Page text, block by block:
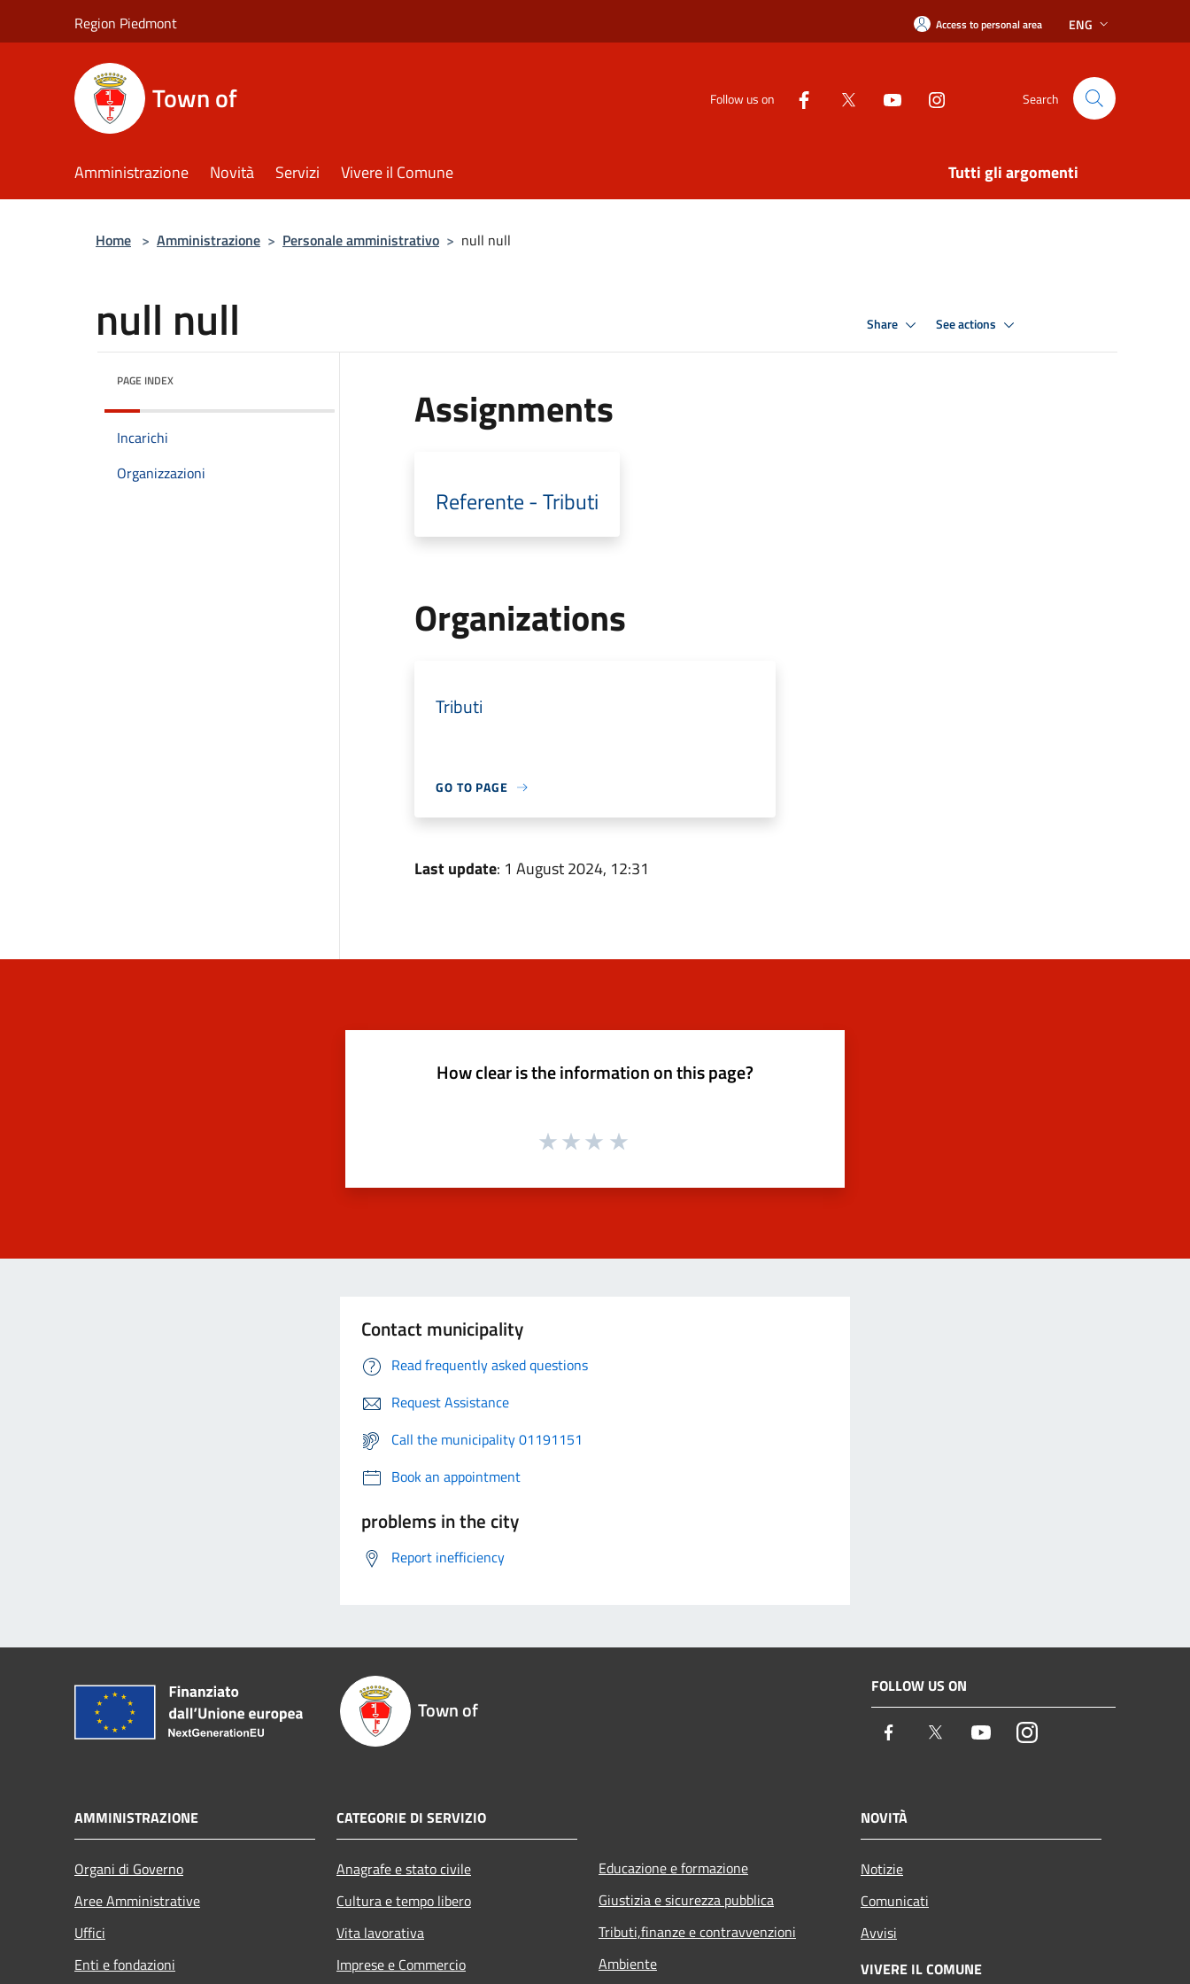
Region Piedmont Access to personal area ENG
Town of Follow us on Search
Amministrazione Novità Servizi Vivere il Comune Tutti gli argomenti
Home > Amministrazione > Personale amministrativo > null null
null null Share See actions
PAGE INDEX
Incarichi
Organizzazioni
Assignments
Referente - Tributi
Organizations
Tributi
GO TO PAGE
Last update: 1 August 2024, 12:31
How clear is the information on this page?
Contact municipality
Read frequently asked questions
Request Assistance
Call the municipality 01191151
Book an appointment
problems in the city
Report inefficiency
Town of
FOLLOW US ON
Facebook Twitter YoutubeInstagram
AMMINISTRAZIONE
Organi di Governo
Aree Amministrative
Uffici
Enti e fondazioni
CATEGORIE DI SERVIZIO
Anagrafe e stato civile
Cultura e tempo libero
Vita lavorativa
Imprese e Commercio
Educazione e formazione
Giustizia e sicurezza pubblica
Tributi,finanze e contravvenzioni
Ambiente
NOVITÀ
Notizie
Comunicati
Avvisi
VIVERE IL COMUNE